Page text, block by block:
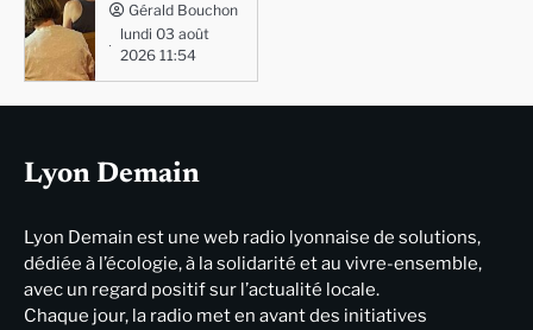
Gérald Bouchon
lundi 03 août
2026 11:54
Lyon Demain
Lyon Demain est une web radio lyonnaise de solutions,
dédiée à l’écologie, à la solidarité et au vivre-ensemble,
avec un regard positif sur l’actualité locale.
Chaque jour, la radio met en avant des initiatives